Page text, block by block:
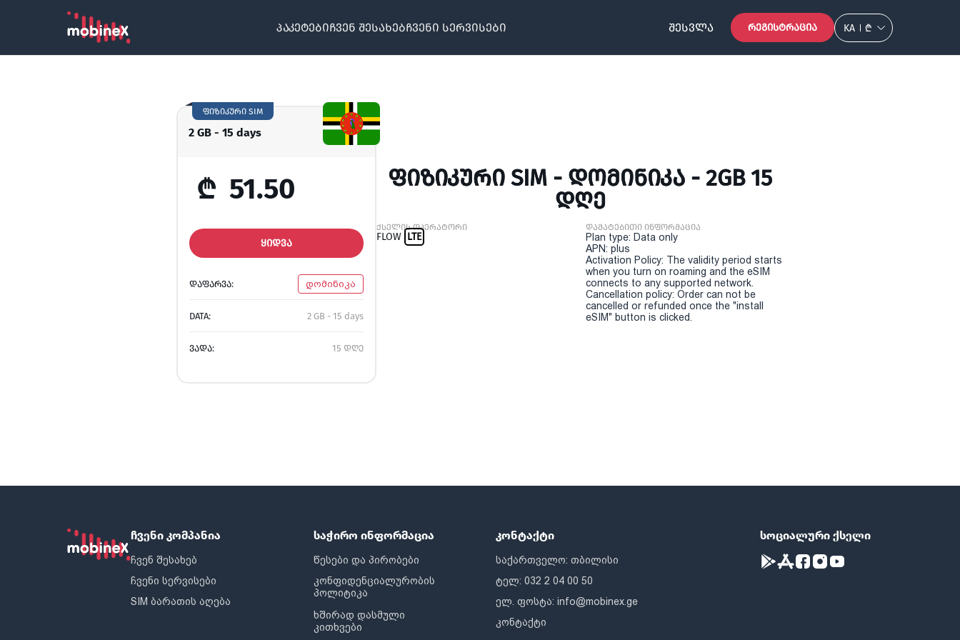
პაკეტებიჩვენ შესახებჩვენი სერვისები ᲨᲔᲡᲕᲚᲐ ᲠᲔᲒᲘᲡᲢᲠᲐᲪᲘᲐ KA ₾
2 GB - 15 days
ფიზიკური SIM
₾ 51.50
ᲧᲘᲓᲕᲐ
ᲓᲐᲤᲐᲠᲕᲐ: დომინიკა
DATA: 2 GB - 15 days
ᲕᲐᲓᲐ: 15 დღე
ᲤᲘᲖᲘᲙᲣᲠᲘ SIM - ᲓᲝᲛᲘᲜᲘᲙᲐ - 2GB 15
ᲓᲦᲔ
ქსელის ოპერატორი
FLOW LTE
დამატებითი ინფორმაცია
Plan type: Data only
APN: plus
Activation Policy: The validity period starts
when you turn on roaming and the eSIM
connects to any supported network.
Cancellation policy: Order can not be
cancelled or refunded once the "install
eSIM" button is clicked.
ჩვენი კომპანია
ჩვენ შესახებ
ჩვენი სერვისები
SIM ბარათის აღება
საჭირო ინფორმაცია
წესები და პირობები
კონფიდენციალურობის
პოლიტიკა
ხშირად დასმული
კითხვები
კონტაქტი
საქართველო: თბილისი
ტელ: 032 2 04 00 50
ელ. ფოსტა:info@mobinex.ge
კონტაქტი
სოციალური ქსელი